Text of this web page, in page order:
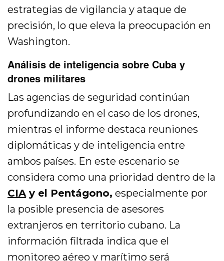
estrategias de vigilancia y ataque de
precisión, lo que eleva la preocupación en
Washington.
Análisis de inteligencia sobre Cuba y
drones militares
Las agencias de seguridad continúan
profundizando en el caso de los drones,
mientras el informe destaca reuniones
diplomáticas y de inteligencia entre
ambos países. En este escenario se
considera como una prioridad dentro de la
CIA y el Pentágono, especialmente por
la posible presencia de asesores
extranjeros en territorio cubano. La
información filtrada indica que el
monitoreo aéreo y marítimo será